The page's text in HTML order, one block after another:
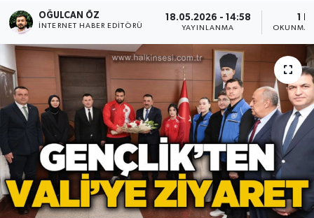
OĞULCAN ÖZ
İNTERNET HABER EDITÖRÜ
18.05.2026 - 14:58
YAYINLANMA
1
OKUNMA
Devrek
Bolu
ÇEVRE
BİLİM VE TEKNOLOJİ
DUNYA
Düzce